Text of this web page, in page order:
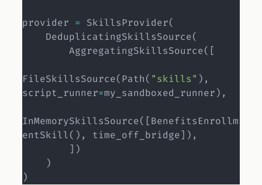
provider = SkillsProvider(
    DeduplicatingSkillsSource
(
        AggregatingSkillsSource
( [
FileSkillsSource( Path( "skills" ) ,
script_runner=my_sandboxed_runner) ,
InMemorySkillsSource( [BenefitsEnrollm
entSkill( ) , time_off_bridge] ) ,
] )
)
)